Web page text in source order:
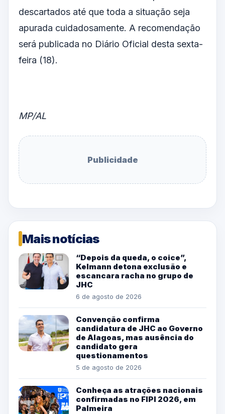
descartados até que toda a situação seja
apurada cuidadosamente. A recomendação
será publicada no Diário Oficial desta sexta-
feira (18).
MP/AL
Publicidade
Mais notícias
“Depois da queda, o coice”,
Kelmann detona exclusão e
escancara racha no grupo de
JHC
6 de agosto de 2026
Convenção confirma
candidatura de JHC ao Governo
de Alagoas, mas ausência do
candidato gera
questionamentos
5 de agosto de 2026
Conheça as atrações nacionais
confirmadas no FIPI 2026, em
Palmeira